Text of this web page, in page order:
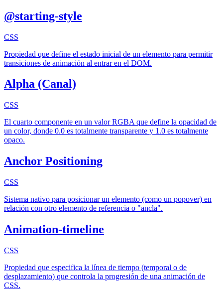
@starting-style
CSS
Propiedad que define el estado inicial de un elemento para permitir
transiciones de animación al entrar en el DOM.
Alpha (Canal)
CSS
El cuarto componente en un valor RGBA que define la opacidad de
un color, donde 0.0 es totalmente transparente y 1.0 es totalmente
opaco.
Anchor Positioning
CSS
Sistema nativo para posicionar un elemento (como un popover) en
relación con otro elemento de referencia o "ancla".
Animation-timeline
CSS
Propiedad que especifica la línea de tiempo (temporal o de
desplazamiento) que controla la progresión de una animación de
CSS.